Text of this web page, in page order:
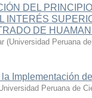
DEL
INTERÉS
DE
(Universidad Peruana
Implementación
Peruana de